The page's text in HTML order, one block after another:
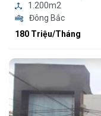
1.200m2
Đông Bắc
180 Triệu/Tháng